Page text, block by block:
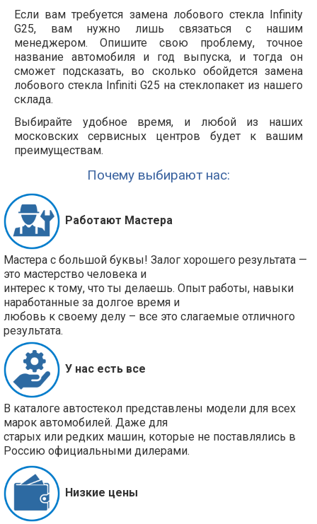
Если вам требуется замена лобового стекла Infinity
G25, вам нужно лишь связаться с нашим
менеджером. Опишите свою проблему, точное
название автомобиля и год выпуска, и тогда он
сможет подсказать, во сколько обойдется замена
лобового стекла Infiniti G25 на стеклопакет из нашего
склада.
Выбирайте удобное время, и любой из наших
московских сервисных центров будет к вашим
преимуществам.
Почему выбирают нас:
Работают Мастера
Мастера с большой буквы! Залог хорошего результата —
это мастерство человека и
интерес к тому, что ты делаешь. Опыт работы, навыки
наработанные за долгое время и
любовь к своему делу – все это слагаемые отличного
результата.
У нас есть все
В каталоге автостекол представлены модели для всех
марок автомобилей. Даже для
старых или редких машин, которые не поставлялись в
Россию официальными дилерами.
Низкие цены